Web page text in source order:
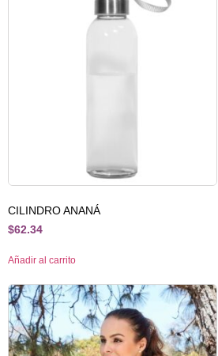
CILINDRO ANANÁ
$62.34
Añadir al carrito